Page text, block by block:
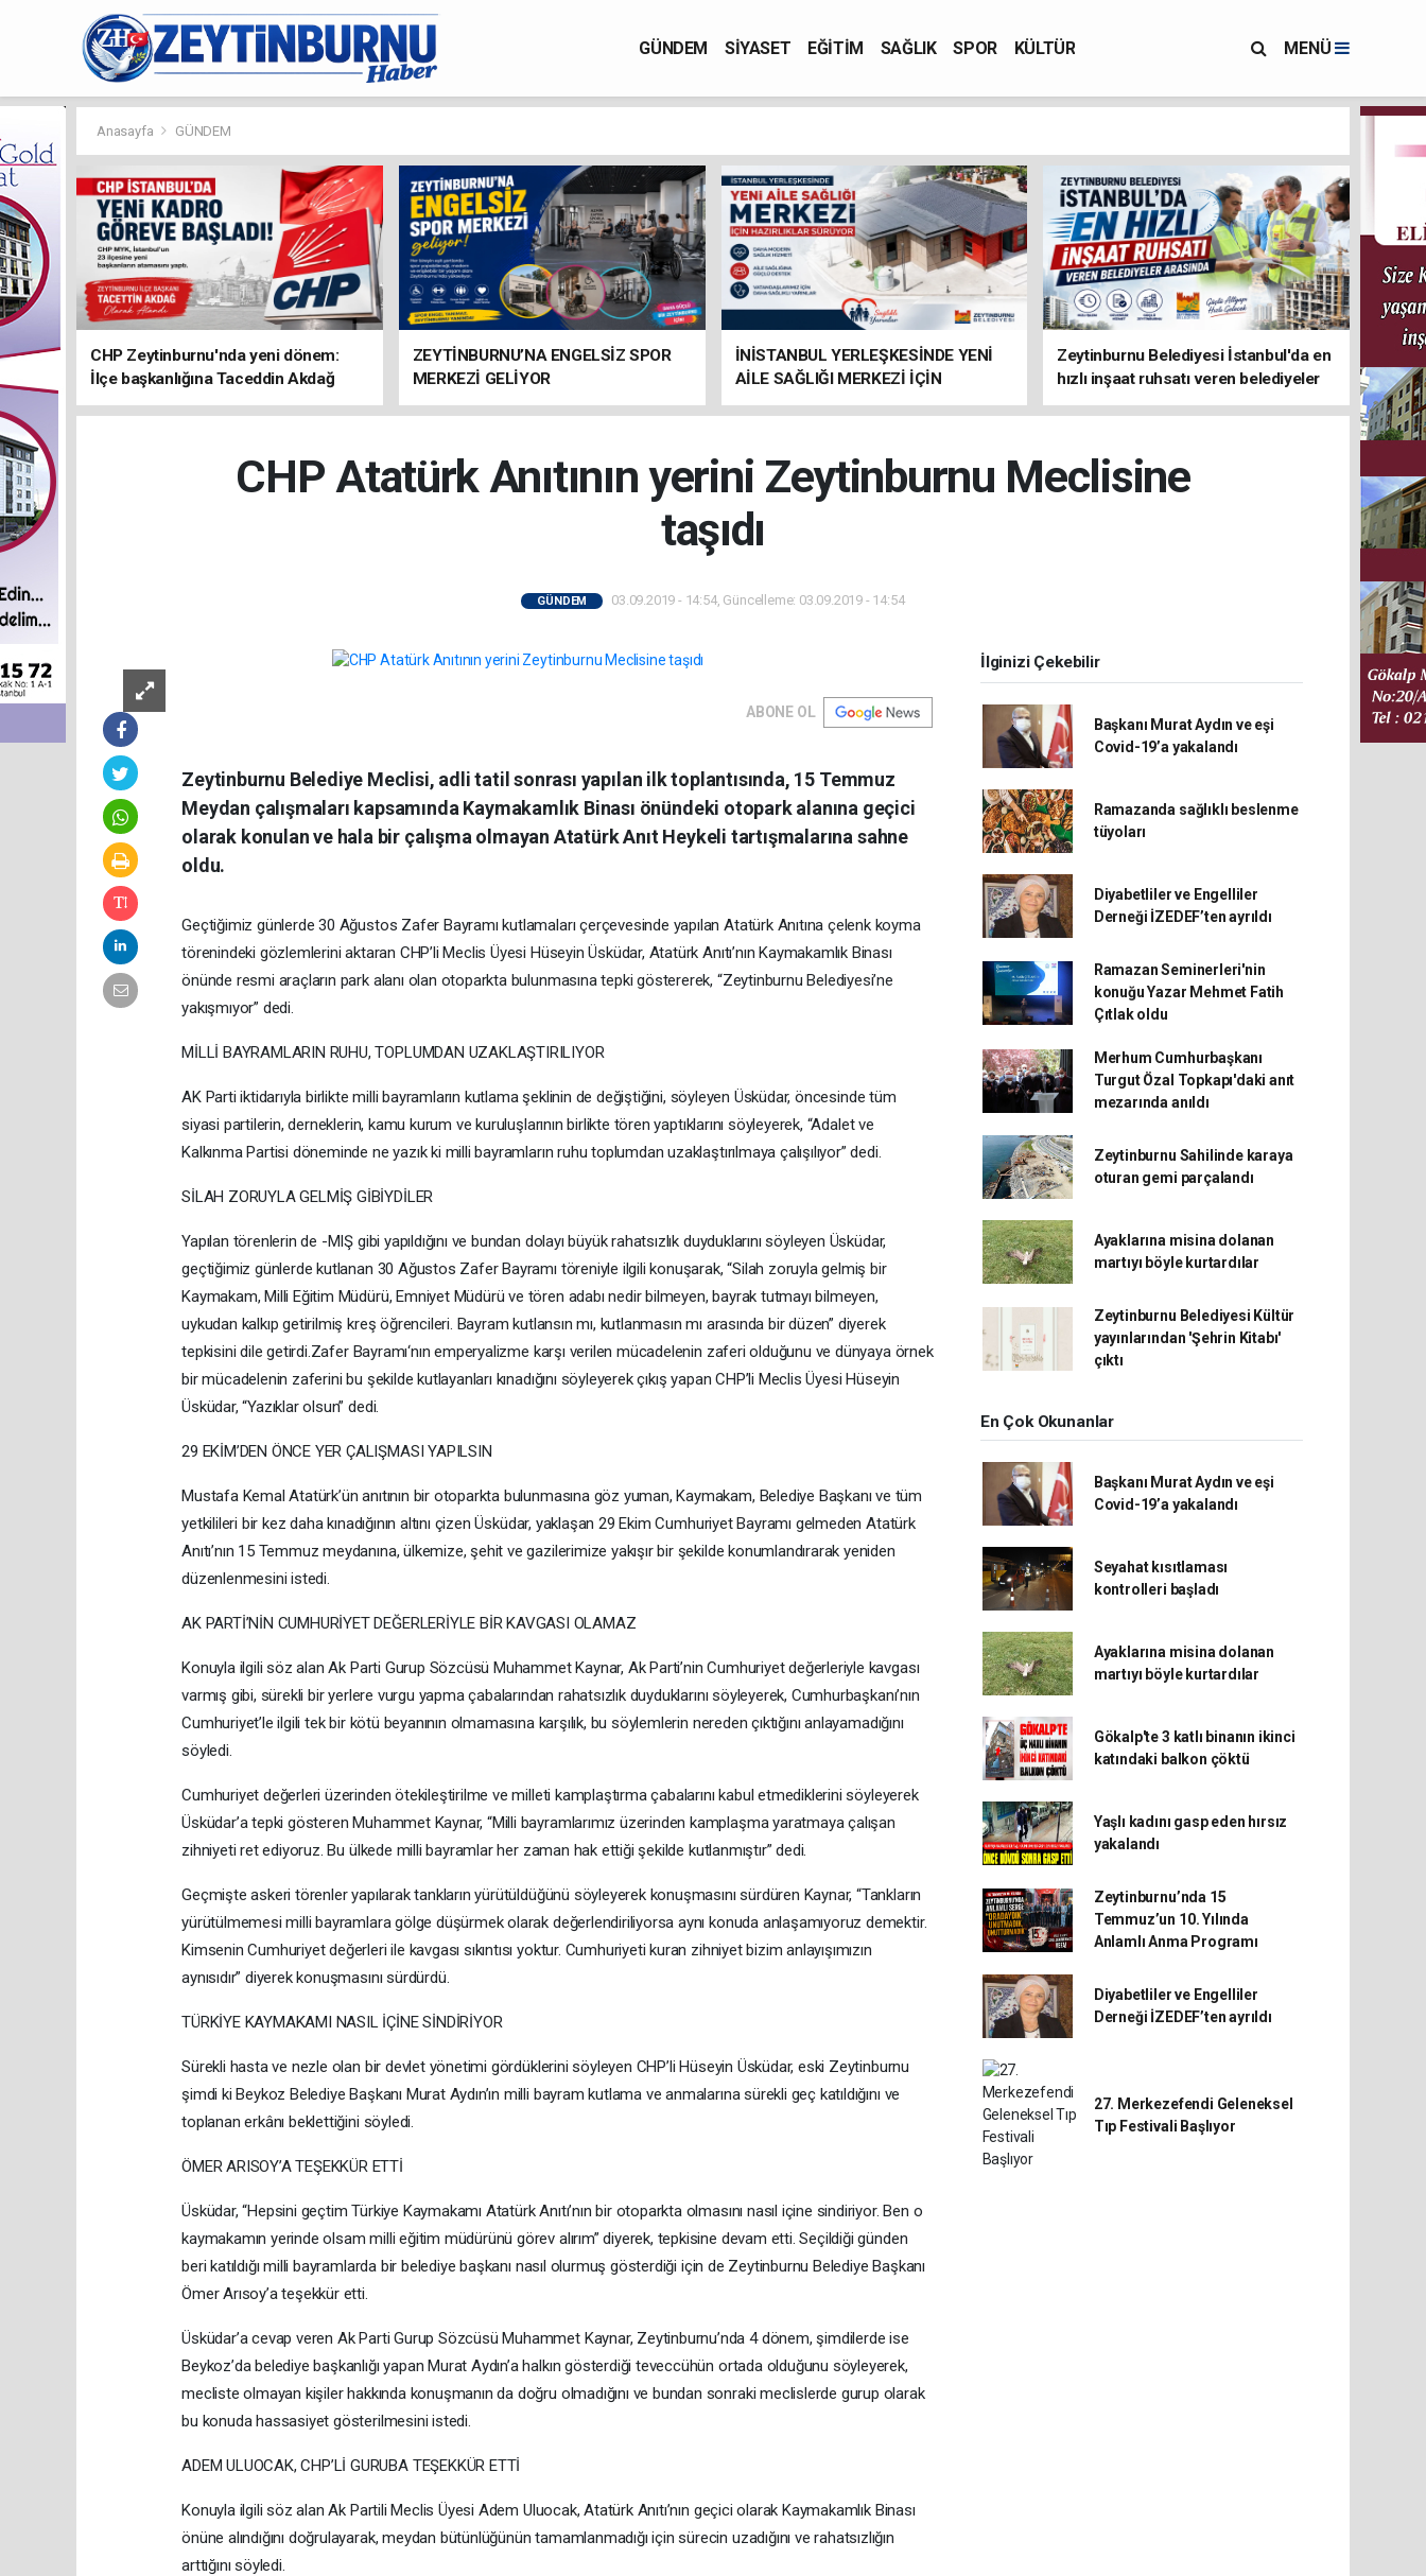
GÜNDEM SİYASET EĞİTİM SAĞLIK SPOR KÜLTÜR MENÜ
Anasayfa GÜNDEM
CHP Zeytinburnu'nda yeni dönem:
İlçe başkanlığına Taceddin Akdağ
atandı
ZEYTİNBURNU’NA ENGELSİZ SPOR
MERKEZİ GELİYOR
İNİSTANBUL YERLEŞKESİNDE YENİ
AİLE SAĞLIĞI MERKEZİ İÇİN
HAZIRLIKLAR SÜRÜYOR
Zeytinburnu Belediyesi İstanbul'da en
hızlı inşaat ruhsatı veren belediyeler
arasında
CHP Atatürk Anıtının yerini Zeytinburnu Meclisine
taşıdı
GÜNDEM 03.09.2019 - 14:54, Güncelleme: 03.09.2019 - 14:54
ABONE OL
Zeytinburnu Belediye Meclisi, adli tatil sonrası yapılan ilk toplantısında, 15 Temmuz
Meydan çalışmaları kapsamında Kaymakamlık Binası önündeki otopark alanına geçici
olarak konulan ve hala bir çalışma olmayan Atatürk Anıt Heykeli tartışmalarına sahne
oldu.
Geçtiğimiz günlerde 30 Ağustos Zafer Bayramı kutlamaları çerçevesinde yapılan Atatürk Anıtına çelenk koyma
törenindeki gözlemlerini aktaran CHP’li Meclis Üyesi Hüseyin Üsküdar, Atatürk Anıtı’nın Kaymakamlık Binası
önünde resmi araçların park alanı olan otoparkta bulunmasına tepki göstererek, “Zeytinburnu Belediyesi’ne
yakışmıyor” dedi.
MİLLİ BAYRAMLARIN RUHU, TOPLUMDAN UZAKLAŞTIRILIYOR
AK Parti iktidarıyla birlikte milli bayramların kutlama şeklinin de değiştiğini, söyleyen Üsküdar, öncesinde tüm
siyasi partilerin, derneklerin, kamu kurum ve kuruluşlarının birlikte tören yaptıklarını söyleyerek, “Adalet ve
Kalkınma Partisi döneminde ne yazık ki milli bayramların ruhu toplumdan uzaklaştırılmaya çalışılıyor” dedi.
SİLAH ZORUYLA GELMİŞ GİBİYDİLER
Yapılan törenlerin de -MIŞ gibi yapıldığını ve bundan dolayı büyük rahatsızlık duyduklarını söyleyen Üsküdar,
geçtiğimiz günlerde kutlanan 30 Ağustos Zafer Bayramı töreniyle ilgili konuşarak, “Silah zoruyla gelmiş bir
Kaymakam, Milli Eğitim Müdürü, Emniyet Müdürü ve tören adabı nedir bilmeyen, bayrak tutmayı bilmeyen,
uykudan kalkıp getirilmiş kreş öğrencileri. Bayram kutlansın mı, kutlanmasın mı arasında bir düzen” diyerek
tepkisini dile getirdi.Zafer Bayramı‘nın emperyalizme karşı verilen mücadelenin zaferi olduğunu ve dünyaya örnek
bir mücadelenin zaferini bu şekilde kutlayanları kınadığını söyleyerek çıkış yapan CHP’li Meclis Üyesi Hüseyin
Üsküdar, “Yazıklar olsun” dedi.
29 EKİM’DEN ÖNCE YER ÇALIŞMASI YAPILSIN
Mustafa Kemal Atatürk’ün anıtının bir otoparkta bulunmasına göz yuman, Kaymakam, Belediye Başkanı ve tüm
yetkilileri bir kez daha kınadığının altını çizen Üsküdar, yaklaşan 29 Ekim Cumhuriyet Bayramı gelmeden Atatürk
Anıtı’nın 15 Temmuz meydanına, ülkemize, şehit ve gazilerimize yakışır bir şekilde konumlandırarak yeniden
düzenlenmesini istedi.
AK PARTİ’NİN CUMHURİYET DEĞERLERİYLE BİR KAVGASI OLAMAZ
Konuyla ilgili söz alan Ak Parti Gurup Sözcüsü Muhammet Kaynar, Ak Parti’nin Cumhuriyet değerleriyle kavgası
varmış gibi, sürekli bir yerlere vurgu yapma çabalarından rahatsızlık duyduklarını söyleyerek, Cumhurbaşkanı’nın
Cumhuriyet’le ilgili tek bir kötü beyanının olmamasına karşılık, bu söylemlerin nereden çıktığını anlayamadığını
söyledi.
Cumhuriyet değerleri üzerinden ötekileştirilme ve milleti kamplaştırma çabalarını kabul etmediklerini söyleyerek
Üsküdar’a tepki gösteren Muhammet Kaynar, “Milli bayramlarımız üzerinden kamplaşma yaratmaya çalışan
zihniyeti ret ediyoruz. Bu ülkede milli bayramlar her zaman hak ettiği şekilde kutlanmıştır” dedi.
Geçmişte askeri törenler yapılarak tankların yürütüldüğünü söyleyerek konuşmasını sürdüren Kaynar, “Tankların
yürütülmemesi milli bayramlara gölge düşürmek olarak değerlendiriliyorsa aynı konuda anlaşamıyoruz demektir.
Kimsenin Cumhuriyet değerleri ile kavgası sıkıntısı yoktur. Cumhuriyeti kuran zihniyet bizim anlayışımızın
aynısıdır” diyerek konuşmasını sürdürdü.
TÜRKİYE KAYMAKAMI NASIL İÇİNE SİNDİRİYOR
Sürekli hasta ve nezle olan bir devlet yönetimi gördüklerini söyleyen CHP’li Hüseyin Üsküdar, eski Zeytinburnu
şimdi ki Beykoz Belediye Başkanı Murat Aydın’ın milli bayram kutlama ve anmalarına sürekli geç katıldığını ve
toplanan erkânı beklettiğini söyledi.
ÖMER ARISOY’A TEŞEKKÜR ETTİ
Üsküdar, “Hepsini geçtim Türkiye Kaymakamı Atatürk Anıtı’nın bir otoparkta olmasını nasıl içine sindiriyor. Ben o
kaymakamın yerinde olsam milli eğitim müdürünü görev alırım” diyerek, tepkisine devam etti. Seçildiği günden
beri katıldığı milli bayramlarda bir belediye başkanı nasıl olurmuş gösterdiği için de Zeytinburnu Belediye Başkanı
Ömer Arısoy’a teşekkür etti.
Üsküdar’a cevap veren Ak Parti Gurup Sözcüsü Muhammet Kaynar, Zeytinburnu’nda 4 dönem, şimdilerde ise
Beykoz’da belediye başkanlığı yapan Murat Aydın’a halkın gösterdiği teveccühün ortada olduğunu söyleyerek,
mecliste olmayan kişiler hakkında konuşmanın da doğru olmadığını ve bundan sonraki meclislerde gurup olarak
bu konuda hassasiyet gösterilmesini istedi.
ADEM ULUOCAK, CHP’Lİ GURUBA TEŞEKKÜR ETTİ
Konuyla ilgili söz alan Ak Partili Meclis Üyesi Adem Uluocak, Atatürk Anıtı’nın geçici olarak Kaymakamlık Binası
önüne alındığını doğrulayarak, meydan bütünlüğünün tamamlanmadığı için sürecin uzadığını ve rahatsızlığın
arttığını söyledi.
İlginizi Çekebilir
Başkanı Murat Aydın ve eşi
Covid-19’a yakalandı
Ramazanda sağlıklı beslenme
tüyoları
Diyabetliler ve Engelliler
Derneği İZEDEF’ten ayrıldı
Ramazan Seminerleri'nin
konuğu Yazar Mehmet Fatih
Çıtlak oldu
Merhum Cumhurbaşkanı
Turgut Özal Topkapı'daki anıt
mezarında anıldı
Zeytinburnu Sahilinde karaya
oturan gemi parçalandı
Ayaklarına misina dolanan
martıyı böyle kurtardılar
Zeytinburnu Belediyesi Kültür
yayınlarından 'Şehrin Kitabı'
çıktı
En Çok Okunanlar
Başkanı Murat Aydın ve eşi
Covid-19’a yakalandı
Seyahat kısıtlaması
kontrolleri başladı
Ayaklarına misina dolanan
martıyı böyle kurtardılar
Gökalp'te 3 katlı binanın ikinci
katındaki balkon çöktü
Yaşlı kadını gasp eden hırsız
yakalandı
Zeytinburnu’nda 15
Temmuz’un 10. Yılında
Anlamlı Anma Programı
Diyabetliler ve Engelliler
Derneği İZEDEF’ten ayrıldı
27. Merkezefendi Geleneksel
Tıp Festivali Başlıyor